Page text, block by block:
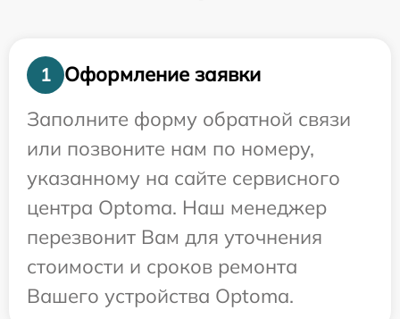
1
Оформление заявки
Заполните форму обратной связи
или позвоните нам по номеру,
указанному на сайте сервисного
центра Optoma. Наш менеджер
перезвонит Вам для уточнения
стоимости и сроков ремонта
Вашего устройства Optoma.